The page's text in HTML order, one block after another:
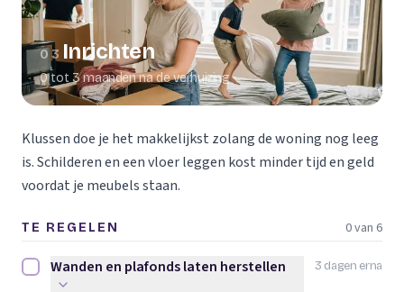
03 Inrichten
0 tot 3 maanden na de verhuizing
Klussen doe je het makkelijkst zolang de woning nog leeg
is. Schilderen en een vloer leggen kost minder tijd en geld
voordat je meubels staan.
TE REGELEN 0 van 6
3 dagen erna
Wanden en plafonds laten herstellen afvinken
Wanden en plafonds laten herstellen